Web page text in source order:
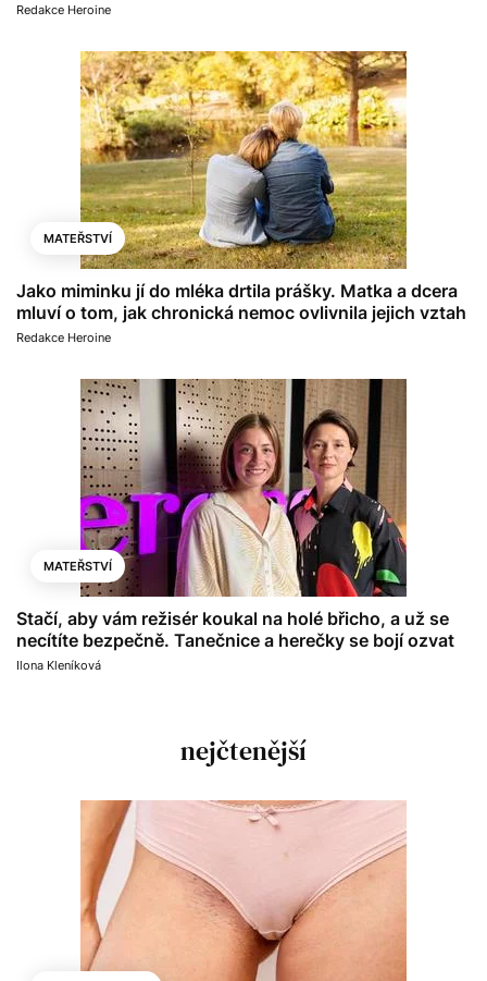
Redakce Heroine
MATEŘSTVÍ
Jako miminku jí do mléka drtila prášky. Matka a dcera
mluví o tom, jak chronická nemoc ovlivnila jejich vztah
Redakce Heroine
MATEŘSTVÍ
Stačí, aby vám režisér koukal na holé břicho, a už se
necítíte bezpečně. Tanečnice a herečky se bojí ozvat
Ilona Kleníková
nejčtenější